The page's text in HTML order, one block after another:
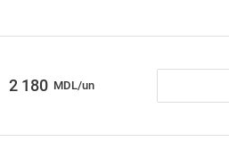
2 180 MDL/un